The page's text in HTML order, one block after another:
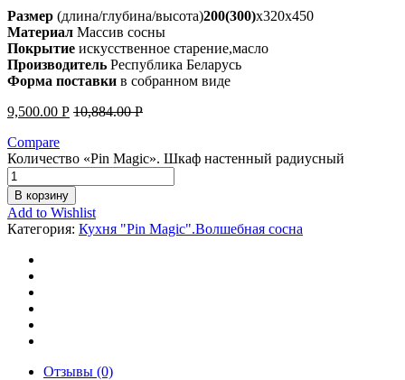
Размер (длина/глубина/высота)200(300)х320х450
Материал Массив сосны
Покрытие искусственное старение,масло
Производитель Республика Беларусь
Форма поставки в собранном виде
9,500.00 Р 10,884.00Р
Compare
Количество «Pin Magic». Шкаф настенный радиусный
В корзину
Add to Wishlist
Категория: Кухня "Pin Magic".Волшебная сосна
Отзывы (0)